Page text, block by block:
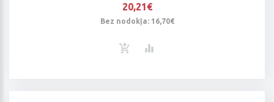
20,21€
Bez nodokļa: 16,70€